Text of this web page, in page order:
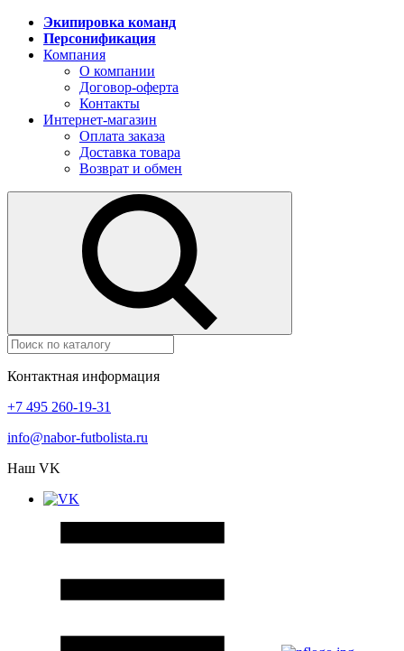
Экипировка команд
Персонификация
Компания
О компании
Договор-оферта
Контакты
Интернет-магазин
Оплата заказа
Доставка товара
Возврат и обмен
Контактная информация
+7 495 260-19-31
info@nabor-futbolista.ru
Наш VK